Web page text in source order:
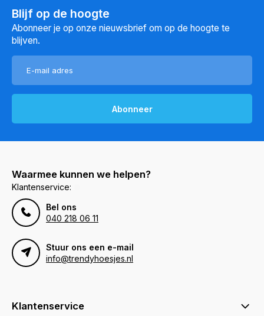
Blijf op de hoogte
Abonneer je op onze nieuwsbrief om op de hoogte te
blijven.
Abonneer
Waarmee kunnen we helpen?
Klantenservice:
Bel ons
040 218 06 11
Stuur ons een e-mail
info@trendyhoesjes.nl
Klantenservice